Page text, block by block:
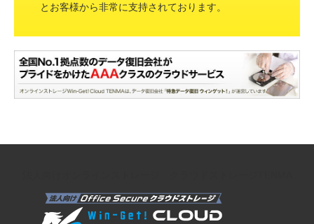
とお客様から非常に支持されております。